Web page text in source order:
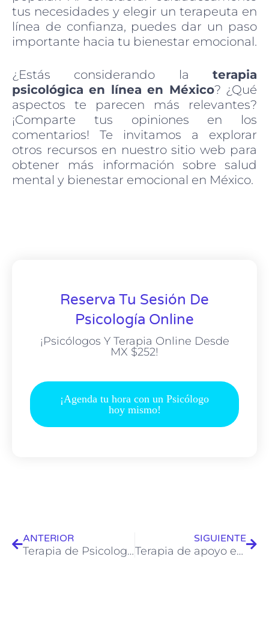
tus necesidades y elegir un terapeuta en
línea de confianza, puedes dar un paso
importante hacia tu bienestar emocional.
¿Estás considerando la terapia
psicológica en línea en México? ¿Qué
aspectos te parecen más relevantes?
¡Comparte tus opiniones en los
comentarios! Te invitamos a explorar
otros recursos en nuestro sitio web para
obtener más información sobre salud
mental y bienestar emocional en México.
Reserva Tu Sesión De
Psicología Online
¡Psicólogos Y Terapia Online Desde
MX $252!
¡Agenda tu hora con un Psicólogo
hoy mismo!
ANTERIOR
Terapia de Psicología Online para Adolescentes
SIGUIENTE
Terapia de apoyo emocional para afrontar pérdidas y duelos